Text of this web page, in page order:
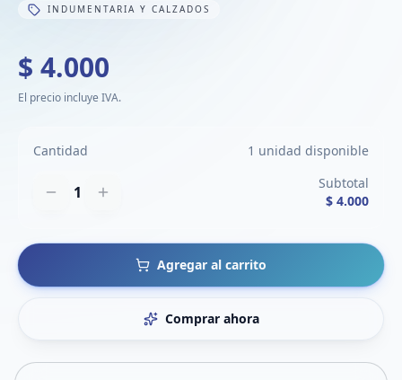
INDUMENTARIA Y CALZADOS
$ 4.000
El precio incluye IVA.
Cantidad 1 unidad disponible
1
Subtotal
$ 4.000
Agregar al carrito
Comprar ahora